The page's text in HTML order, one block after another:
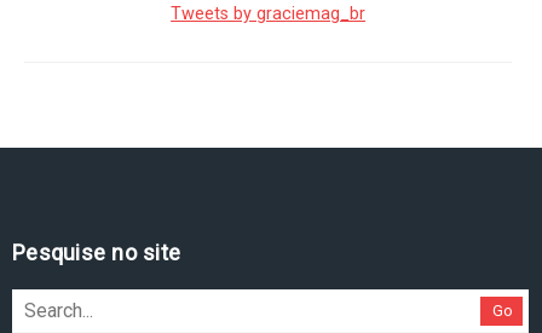
Tweets by graciemag_br
Pesquise no site
Go